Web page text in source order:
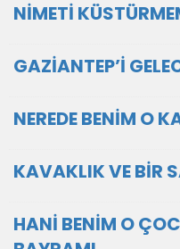
NİMETİ
GAZİANTEP’İ
NEREDE BENİM O
KAVAKLIK VE BİR
HANİ BENİM O